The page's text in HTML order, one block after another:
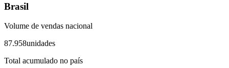
Brasil
Volume de vendas nacional
87.958unidades
Total acumulado no país